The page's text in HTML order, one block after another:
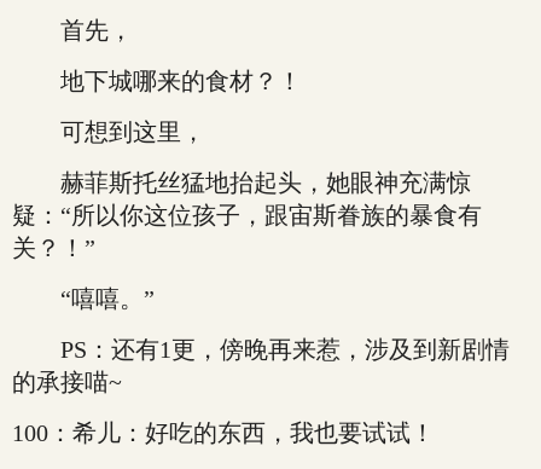
首先，
地下城哪来的食材？！
可想到这里，
赫菲斯托丝猛地抬起头，她眼神充满惊
疑：“所以你这位孩子，跟宙斯眷族的暴食有
关？！”
“嘻嘻。”
PS：还有1更，傍晚再来惹，涉及到新剧情
的承接喵~
100：希儿：好吃的东西，我也要试试！